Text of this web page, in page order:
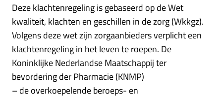
Deze klachtenregeling is gebaseerd op de Wet
kwaliteit, klachten en geschillen in de zorg (Wkkgz).
Volgens deze wet zijn zorgaanbieders verplicht een
klachtenregeling in het leven te roepen. De
Koninklijke Nederlandse Maatschappij ter
bevordering der Pharmacie (KNMP)
– de overkoepelende beroeps- en